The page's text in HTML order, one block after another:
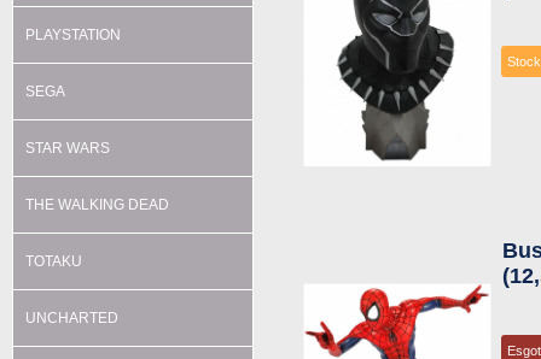
PLAYSTATION
SEGA
STAR WARS
THE WALKING DEAD
TOTAKU
UNCHARTED